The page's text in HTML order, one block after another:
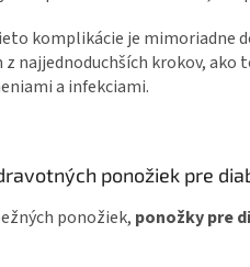
komplikácie je mimoriadne
z najjednoduchších krokov,
a infekciami.
ponožiek pre
ponožiek, ponožky pre